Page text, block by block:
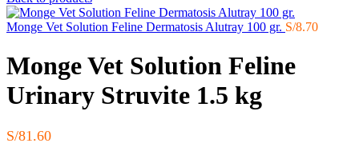
Monge Vet Solution Feline Dermatosis Alutray 100 gr. S/8.70
Monge Vet Solution Feline
Urinary Struvite 1.5 kg
S/81.60